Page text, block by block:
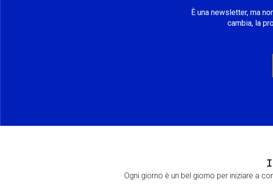
È una newsletter, ma
cambia, la
Ogni giorno è un bel giorno per iniziare a